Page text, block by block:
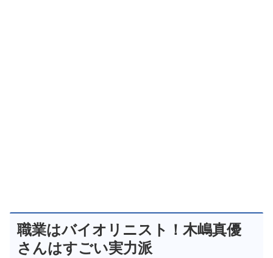
職業はバイオリニスト！木嶋真優
さんはすごい実力派